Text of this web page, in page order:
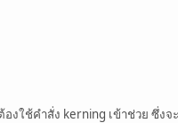
งใช้คำสั่ง kerning เข้าช่วย ซึ่ง